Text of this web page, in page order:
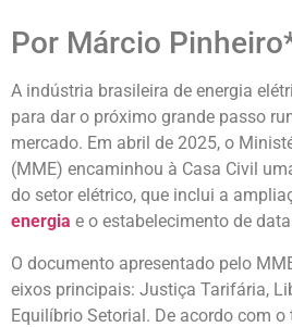
Por Márcio
A indústria brasileira de energia
para dar o próximo grande passo
mercado. Em abril de 2025, o
(MME) encaminhou à Casa Civil
do setor elétrico, que inclui a
energia e o estabelecimento de
O documento apresentado pelo
eixos principais: Justiça Tarifária,
Equilíbrio Setorial. De acordo com o